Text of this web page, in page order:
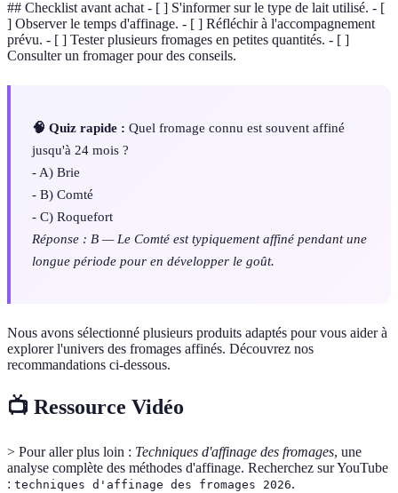
## Checklist avant achat - [ ] S'informer sur le type de lait utilisé. - [
] Observer le temps d'affinage. - [ ] Réfléchir à l'accompagnement
prévu. - [ ] Tester plusieurs fromages en petites quantités. - [ ]
Consulter un fromager pour des conseils.
🧠 Quiz rapide : Quel fromage connu est souvent affiné
jusqu'à 24 mois ?
- A) Brie
- B) Comté
- C) Roquefort
Réponse : B — Le Comté est typiquement affiné pendant une
longue période pour en développer le goût.
Nous avons sélectionné plusieurs produits adaptés pour vous aider à
explorer l'univers des fromages affinés. Découvrez nos
recommandations ci-dessous.
📺 Ressource Vidéo
> Pour aller plus loin : Techniques d'affinage des fromages, une
analyse complète des méthodes d'affinage. Recherchez sur YouTube
: techniques d'affinage des fromages 2026.